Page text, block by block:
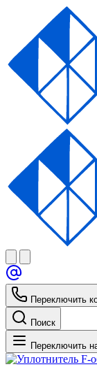
Переключить
Поиск
Переключить